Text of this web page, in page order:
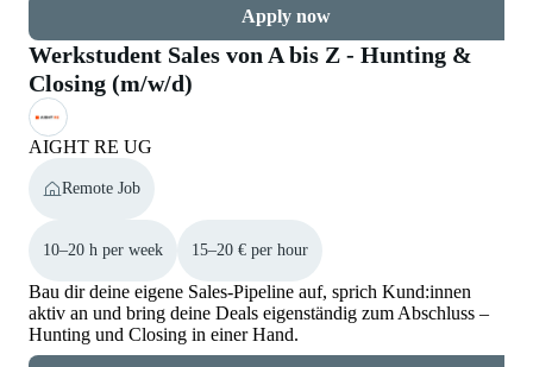
Apply now
Werkstudent Sales von A bis Z - Hunting &
Closing (m/w/d)
AIGHT RE UG
Remote Job
10–20 h per week 15–20 € per hour
Bau dir deine eigene Sales-Pipeline auf, sprich Kund:innen
aktiv an und bring deine Deals eigenständig zum Abschluss –
Hunting und Closing in einer Hand.